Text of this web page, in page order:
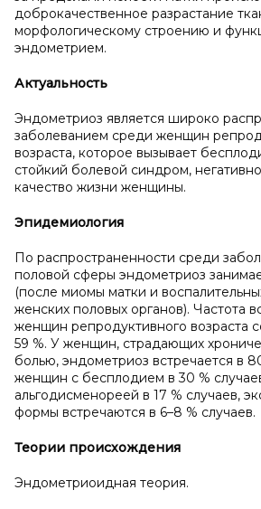
доброкачественное разрастание
морфологическому строению и
эндометрием.
Актуальность
Эндометриоз является широко
заболеванием среди женщин
возраста, которое вызывает
стойкий болевой синдром,
качество жизни женщины.
Эпидемиология
По распространенности среди
половой сферы эндометриоз
(после миомы матки и
женских половых органов). Частота
женщин репродуктивного возраста
59 %. У женщин, страдающих
болью, эндометриоз встречается в
женщин с бесплодием в 30 %
альгодисменореей в 17 % случаев,
формы встречаются в 6–8 % случаев.
Теории происхождения
Эндометриоидная теория.